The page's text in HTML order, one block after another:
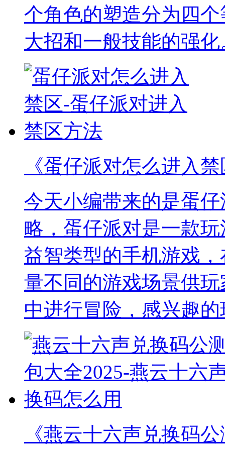
个角色的塑造分为四
大招和一般技能的强化
《蛋仔派对怎么进入
今天小编带来的是蛋
略，蛋仔派对是一款
益智类型的手机游戏
量不同的游戏场景供
中进行冒险，感兴趣
《燕云十六声兑换码